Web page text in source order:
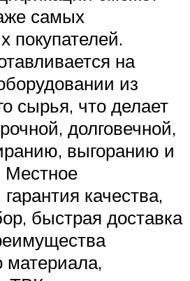
самых
покупателей.
на
из
сырья, что делает
долговечной,
выгоранию и
Местное
качества,
быстрая доставка
материала,